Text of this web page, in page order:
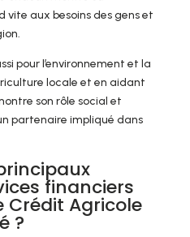
vite aux besoins des gens et
pour l’environnement et la
locale et en aidant
son rôle social et
partenaire impliqué dans
financiers
Crédit Agricole
?